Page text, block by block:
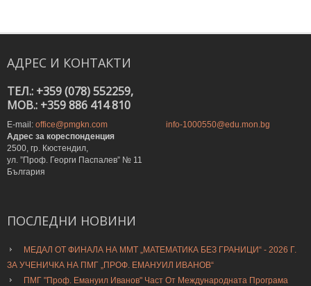
АДРЕС И КОНТАКТИ
ТЕЛ.: +359 (078) 552259,
MOB.: +359 886 414 810
E-mail: office@pmgkn.com
info-1000550@edu.mon.bg
Адрес за кореспонденция
2500, гр. Кюстендил,
ул. ”Проф. Георги Паспалев” № 11
България
ПОСЛЕДНИ НОВИНИ
МЕДАЛ ОТ ФИНАЛА НА ММТ „МАТЕМАТИКА БЕЗ ГРАНИЦИ“ - 2026 Г.
ЗА УЧЕНИЧКА НА ПМГ „ПРОФ. ЕМАНУИЛ ИВАНОВ“
ПМГ "Проф. Емануил Иванов" Част От Международната Програма